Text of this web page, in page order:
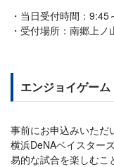
当日受付時間：9:45
受付場所：南郷上ノ
エンジョイゲー
事前にお申込みいただ
横浜DeNAベイスター
易的な試合を楽しむこ